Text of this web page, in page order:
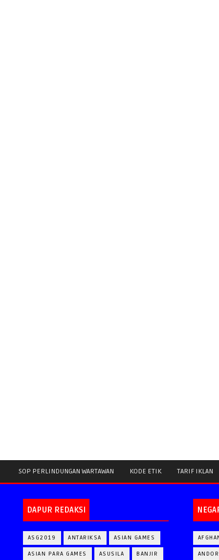
SOP PERLINDUNGAN WARTAWAN KODE ETIK TARIF IKLAN
DAPUR REDAKSI
ASG2019 ANTARIKSA ASIAN GAMES
ASIAN PARA GAMES ASUSILA BANJIR